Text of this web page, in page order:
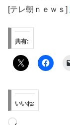
[テレ朝ｎｅｗｓ]
共有:
いいね:
読